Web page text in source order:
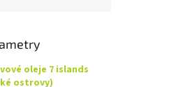
oleje 7 islands
ostrovy)